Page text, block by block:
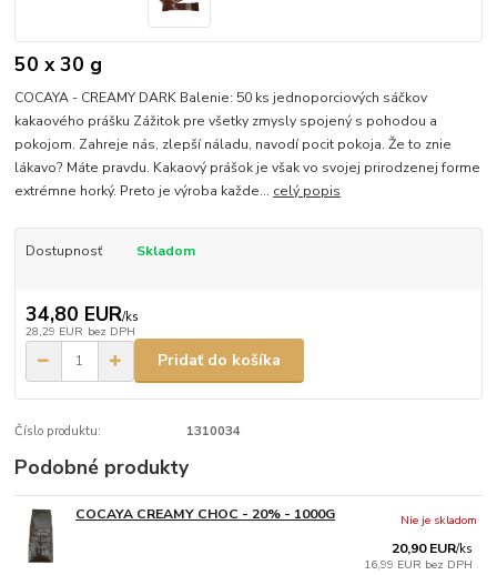
50 x 30 g
COCAYA - CREAMY DARK Balenie: 50 ks jednoporciových sáčkov
kakaového prášku Zážitok pre všetky zmysly spojený s pohodou a
pokojom. Zahreje nás, zlepší náladu, navodí pocit pokoja. Že to znie
lákavo? Máte pravdu. Kakaový prášok je však vo svojej prirodzenej forme
extrémne horký. Preto je výroba každe... celý popis
Dostupnosť Skladom
34,80 EUR/ks
28,29 EUR bez DPH
Pridať do košíka
Číslo produktu: 1310034
Podobné produkty
COCAYA CREAMY CHOC - 20% - 1000G
20,90 EUR/ks
16,99 EUR bez DPH
Nie je skladom